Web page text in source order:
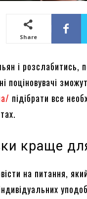
Share
і розслабитись,
поціновувачі
підібрати все
краще
на питання,